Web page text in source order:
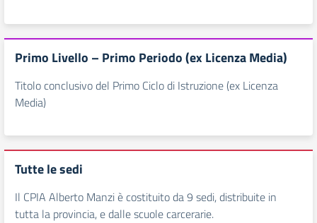
Primo Livello – Primo Periodo (ex Licenza Media)
Titolo conclusivo del Primo Ciclo di Istruzione (ex Licenza
Media)
Tutte le sedi
Il CPIA Alberto Manzi è costituito da 9 sedi, distribuite in
tutta la provincia, e dalle scuole carcerarie.